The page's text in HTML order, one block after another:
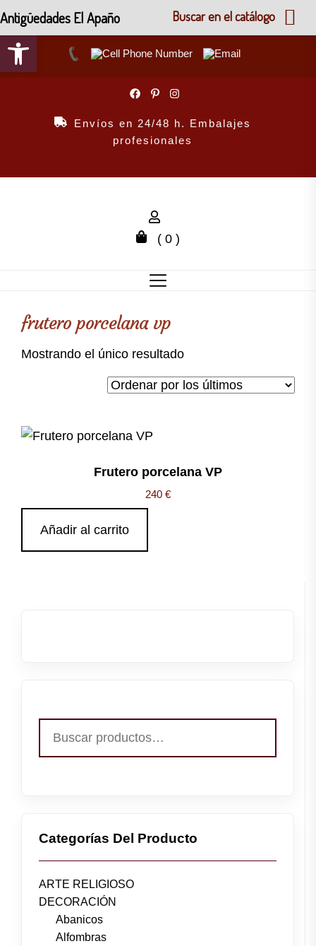
Abrir barra de herramientas
Envíos en 24/48 h. Embalajes
profesionales
( 0 )
frutero porcelana vp
Mostrando el único resultado
Frutero porcelana VP
240 €
Añadir al carrito
por:
Categorías Del Producto
ARTE RELIGIOSO
DECORACIÓN
Abanicos
Alfombras
Antigüedades El Apaño Buscar en el catálogo